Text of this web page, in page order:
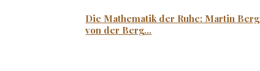
Die Mathematik der Ruhe: Martin Berg
von der Berg...